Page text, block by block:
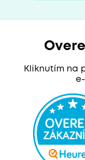
Kliknutím na